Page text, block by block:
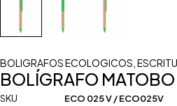
BOLIGRAFOS ECOLOGICOS
BOLÍGRAFO MATOBO
SKU ECO 025 V / ECO025V